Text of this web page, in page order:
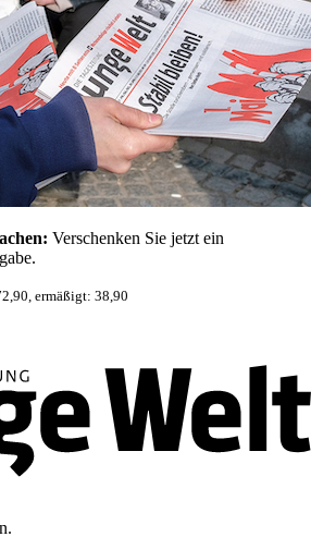
Verschenken Sie jetzt ein
ermäßigt: 38,90